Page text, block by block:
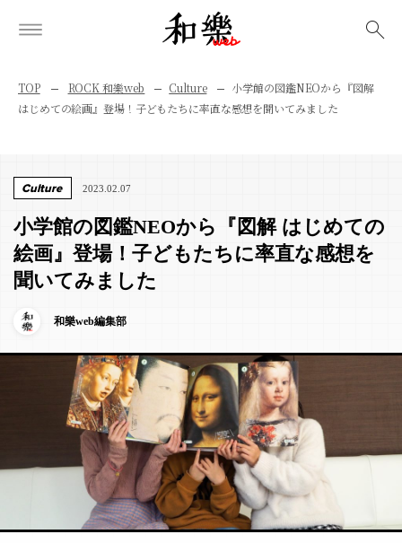
TOP ROCK 和樂web Culture
小学館の図鑑NEOから『図解
はじめての絵画』登場！子どもたちに率直な感想を聞いてみました
Culture 2023.02.07
小学館の図鑑NEOから『図解 はじめての
絵画』登場！子どもたちに率直な感想を
聞いてみました
和樂web編集部